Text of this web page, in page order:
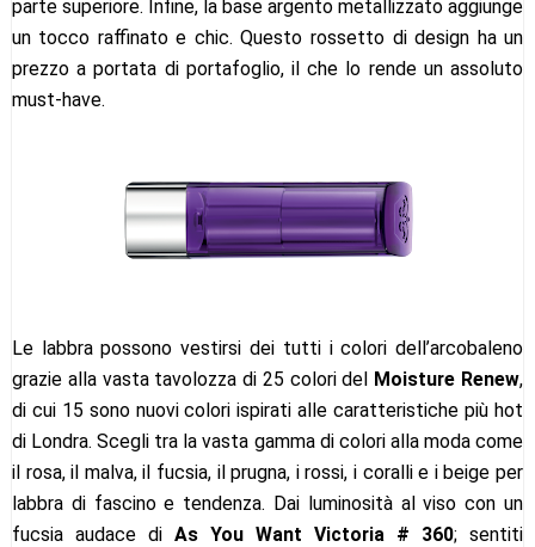
parte superiore. Infine, la base argento metallizzato aggiunge
un tocco raffinato e chic. Questo rossetto di design ha un
prezzo a portata di portafoglio, il che lo rende un assoluto
must-have.
Le labbra possono vestirsi dei tutti i colori dell’arcobaleno
grazie alla vasta tavolozza di 25 colori del Moisture Renew,
di cui 15 sono nuovi colori ispirati alle caratteristiche più hot
di Londra. Scegli tra la vasta gamma di colori alla moda come
il rosa, il malva, il fucsia, il prugna, i rossi, i coralli e i beige per
labbra di fascino e tendenza. Dai luminosità al viso con un
fucsia audace di As You Want Victoria # 360; sentiti